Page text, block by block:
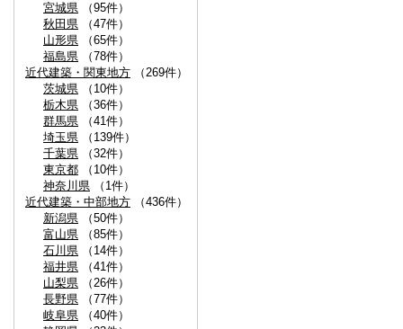
宮城県 （95件）
秋田県 （47件）
山形県 （65件）
福島県 （78件）
近代建築・関東地方 （269件）
茨城県 （10件）
栃木県 （36件）
群馬県 （41件）
埼玉県 （139件）
千葉県 （32件）
東京都 （10件）
神奈川県 （1件）
近代建築・中部地方 （436件）
新潟県 （50件）
富山県 （85件）
石川県 （14件）
福井県 （41件）
山梨県 （26件）
長野県 （77件）
岐阜県 （40件）